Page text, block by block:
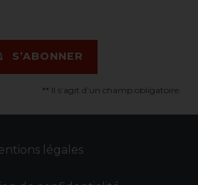
S’ABONNER
** Il s’agit d’un champ obligatoire.
légales